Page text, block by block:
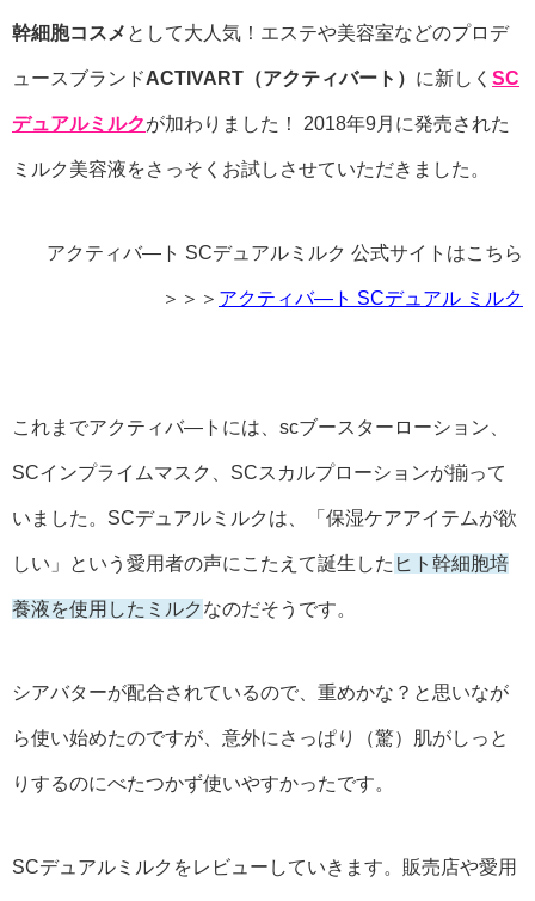
幹細胞コスメ として大人気！エステや美容室などのプロデ
ュースブランドACTIVART（アクティバート） に新しく SC
デュアルミルクが加わりました！ 2018年9月に発売された
ミルク美容液をさっそくお試しさせていただきました。
アクティバ―ト SCデュアルミルク 公式サイトはこちら
＞＞＞ アクティバ―ト SCデュアル ミルク
これまでアクティバ―トには、scブースターローション、
SCインプライムマスク、SCスカルプローションが揃って
いました。SCデュアルミルクは、「保湿ケアアイテムが欲
しい」という愛用者の声にこたえて誕生した ヒト幹細胞培
養液を使用したミルク なのだそうです。
シアバターが配合されているので、重めかな？と思いなが
ら使い始めたのですが、意外にさっぱり（驚）肌がしっと
りするのにべたつかず使いやすかったです。
SCデュアルミルクをレビューしていきます。販売店や愛用